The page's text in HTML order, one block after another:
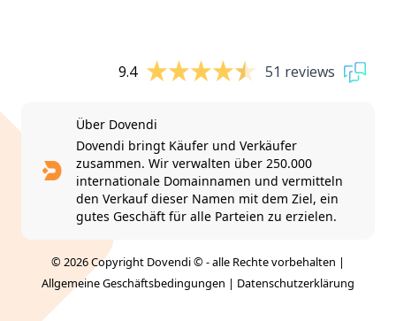
9.4 51 reviews
Über Dovendi
Dovendi bringt Käufer und Verkäufer
zusammen. Wir verwalten über 250.000
internationale Domainnamen und vermitteln
den Verkauf dieser Namen mit dem Ziel, ein
gutes Geschäft für alle Parteien zu erzielen.
© 2026 Copyright Dovendi © - alle Rechte vorbehalten |
Allgemeine Geschäftsbedingungen | Datenschutzerklärung